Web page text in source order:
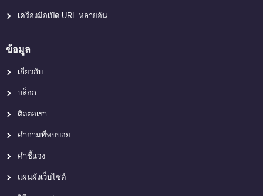
เครื่องมือเปิด URL หลายอัน
ข้อมูล
เกี่ยวกับ
บล็อก
ติดต่อเรา
คำถามที่พบบ่อย
คำชี้แจง
แผนผังเว็บไซต์